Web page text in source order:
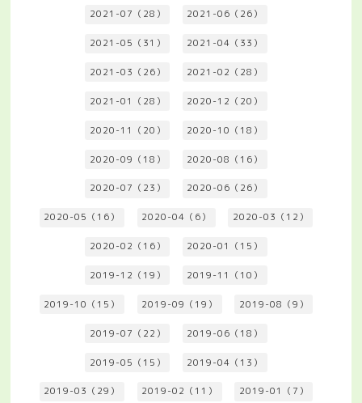
2021-07（28） 2021-06（26）
2021-05（31） 2021-04（33）
2021-03（26） 2021-02（28）
2021-01（28） 2020-12（20）
2020-11（20） 2020-10（18）
2020-09（18） 2020-08（16）
2020-07（23） 2020-06（26）
2020-05（16） 2020-04（6） 2020-03（12）
2020-02（16） 2020-01（15）
2019-12（19） 2019-11（10）
2019-10（15） 2019-09（19） 2019-08（9）
2019-07（22） 2019-06（18）
2019-05（15） 2019-04（13）
2019-03（29） 2019-02（11） 2019-01（7）